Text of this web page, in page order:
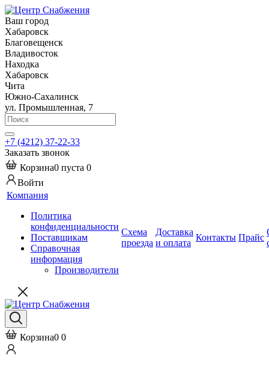
Ваш город
Хабаровск
Благовещенск
Владивосток
Находка
Хабаровск
Чита
Южно-Сахалинск
ул. Промышленная, 7
+7 (4212) 37-22-33
Заказать звонок
Корзина0 пуста 0
Войти
Компания
Политика
конфиденциальности
Поставщикам
Справочная
информация
Производители
Схема
проезда
Доставка
и оплата
Контакты Прайс
Корзина0 0